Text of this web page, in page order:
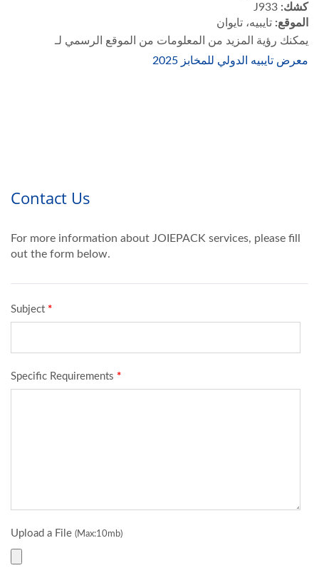
كشك:
الموقع: تايبيه، تايوان
يمكنك رؤية المزيد من المعلومات من الموقع الرسمي لـ
معرض تايبيه الدولي للمخابز 2025